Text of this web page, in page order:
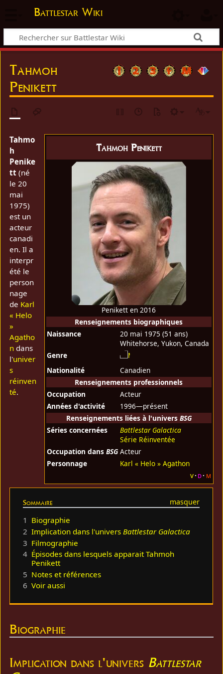
Battlestar Wiki
Tahmoh
Penikett
Tahmoh Penikett
Penikett en 2016
Renseignements biographiques
Naissance
20 mai 1975 (51 ans)
Whitehorse, Yukon, Canada
Genre
Nationalité
Canadien
Renseignements professionnels
Occupation
Acteur
Années d'activité
1996—présent
Renseignements liées à l'univers BSG
Séries concernées
Battlestar Galactica
Série Réinventée
Occupation dans BSG Acteur
Personnage
Karl « Helo » Agathon
v d m
Tahmo
h
Penike
tt (né
le 20
mai
1975)
est un
acteur
canadi
en. Il a
interpr
été le
person
nage
de Karl
« Helo
»
Agatho
n dans
l'univer
s
réinven
té.
Sommaire
1 Biographie
2 Implication dans l'univers Battlestar Galactica
3 Filmographie
4 Épisodes dans lesquels apparait Tahmoh
Penikett
5 Notes et références
6 Voir aussi
Biographie
Implication dans l'univers Battlestar